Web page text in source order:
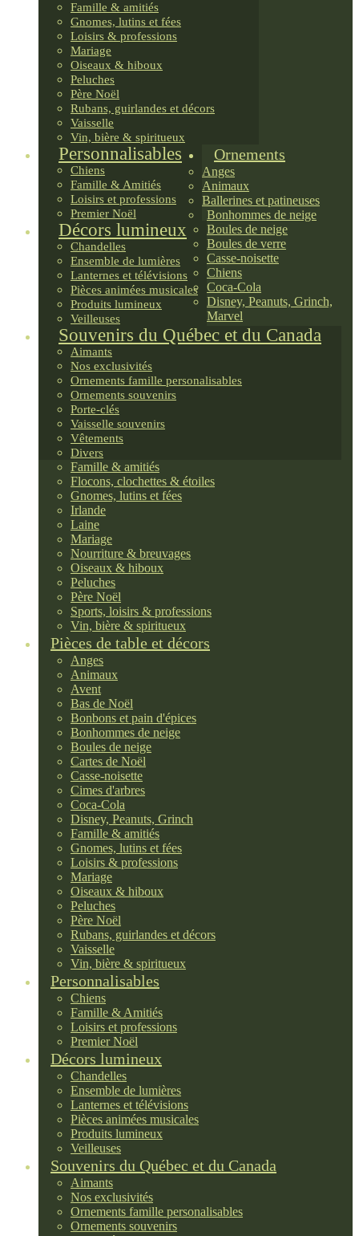
Famille & amitiés
Gnomes, lutins et fées
Loisirs & professions
Mariage
Oiseaux & hiboux
Peluches
Père Noël
Rubans, guirlandes et décors
Vaisselle
Vin, bière & spiritueux
Personnalisables
Chiens
Famille & Amitiés
Loisirs et professions
Premier Noël
Décors lumineux
Chandelles
Ensemble de lumières
Lanternes et télévisions
Pièces animées musicales
Produits lumineux
Veilleuses
Souvenirs du Québec et du Canada
Aimants
Nos exclusivités
Ornements famille personalisables
Ornements souvenirs
Porte-clés
Vaisselle souvenirs
Vêtements
Divers
Ornements
Anges
Animaux
Ballerines et patineuses
Bonhommes de neige
Boules de neige
Boules de verre
Casse-noisette
Chiens
Coca-Cola
Disney, Peanuts, Grinch,
Marvel
Famille & amitiés
Flocons, clochettes & étoiles
Gnomes, lutins et fées
Irlande
Laine
Mariage
Nourriture & breuvages
Oiseaux & hiboux
Peluches
Père Noël
Sports, loisirs & professions
Vin, bière & spiritueux
Pièces de table et décors
Anges
Animaux
Avent
Bas de Noël
Bonbons et pain d'épices
Bonhommes de neige
Boules de neige
Cartes de Noël
Casse-noisette
Cimes d'arbres
Coca-Cola
Disney, Peanuts, Grinch
Famille & amitiés
Gnomes, lutins et fées
Loisirs & professions
Mariage
Oiseaux & hiboux
Peluches
Père Noël
Rubans, guirlandes et décors
Vaisselle
Vin, bière & spiritueux
Personnalisables
Chiens
Famille & Amitiés
Loisirs et professions
Premier Noël
Décors lumineux
Chandelles
Ensemble de lumières
Lanternes et télévisions
Pièces animées musicales
Produits lumineux
Veilleuses
Souvenirs du Québec et du Canada
Aimants
Nos exclusivités
Ornements famille personalisables
Ornements souvenirs